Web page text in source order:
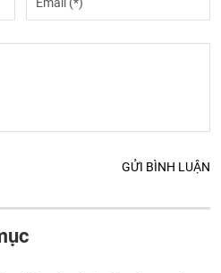
GỬI BÌNH LUẬN